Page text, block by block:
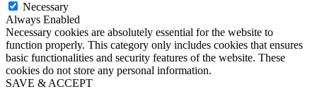
Necessary
Always Enabled
Necessary cookies are absolutely essential for the website to
function properly. This category only includes cookies that ensures
basic functionalities and security features of the website. These
cookies do not store any personal information.
SAVE & ACCEPT